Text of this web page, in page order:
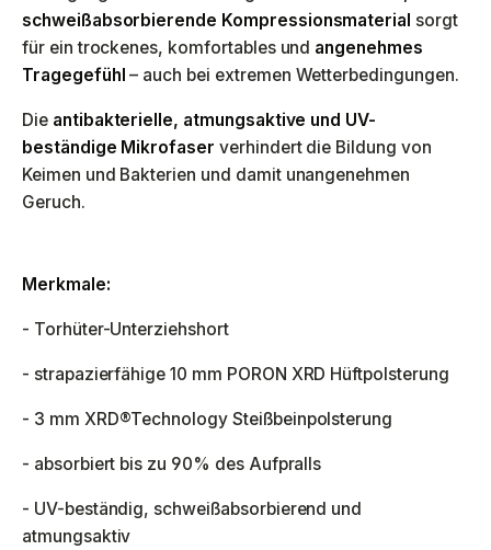
schweißabsorbierende Kompressionsmaterial sorgt
für ein trockenes, komfortables und angenehmes
Tragegefühl – auch bei extremen Wetterbedingungen.
Die antibakterielle, atmungsaktive und UV-
beständige Mikrofaser verhindert die Bildung von
Keimen und Bakterien und damit unangenehmen
Geruch.
Merkmale:
- Torhüter-Unterziehshort
- strapazierfähige 10 mm PORON XRD Hüftpolsterung
- 3 mm XRD®Technology Steißbeinpolsterung
- absorbiert bis zu 90% des Aufpralls
- UV-beständig, schweißabsorbierend und
atmungsaktiv